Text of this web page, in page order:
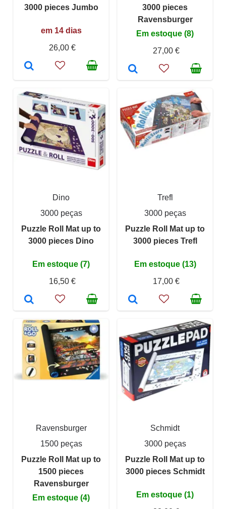
3000 pieces Jumbo
em 14 dias
26,00 €
3000 pieces
Ravensburger
Em estoque (8)
27,00 €
Dino
3000 peças
Puzzle Roll Mat up to
3000 pieces Dino
Em estoque (7)
16,50 €
Trefl
3000 peças
Puzzle Roll Mat up to
3000 pieces Trefl
Em estoque (13)
17,00 €
Ravensburger
1500 peças
Puzzle Roll Mat up to
1500 pieces
Ravensburger
Em estoque (4)
Schmidt
3000 peças
Puzzle Roll Mat up to
3000 pieces Schmidt
Em estoque (1)